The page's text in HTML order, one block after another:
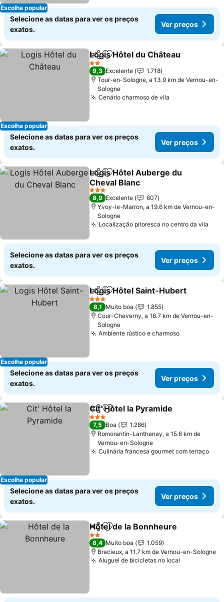
Escolha popular
Selecione as datas para ver os preços
exatos.
Ver preços
Escolha popular
PartilharAdicionar aos favoritos
Logis Hôtel du Château
2 Estrelas
9,3 Excelente
1.718
Tour-en-Sologne, a 13.9 km de Vernou-en-
Sologne
Cenário charmoso de vila
Selecione as datas para ver os preços
exatos.
Ver preços
PartilharAdicionar aos favoritos
Logis Hôtel Auberge du
Cheval Blanc
3 Estrelas
8,9 Excelente
607
Yvoy-le-Marron, a 19.6 km de Vernou-en-
Sologne
Localização pitoresca no centro da vila
Selecione as datas para ver os preços
exatos.
Ver preços
Escolha popular
PartilharAdicionar aos favoritos
Logis Hôtel Saint-Hubert
3 Estrelas
8,1 Muito boa
1.855
Cour-Cheverny, a 16.7 km de Vernou-en-
Sologne
Ambiente rústico e charmoso
Selecione as datas para ver os preços
exatos.
Ver preços
Escolha popular
PartilharAdicionar aos favoritos
Cit' Hôtel la Pyramide
3 Estrelas
7,5 Boa
1.286
Romorantin-Lanthenay, a 15.6 km de
Vernou-en-Sologne
Culinária francesa gourmet com terraço
Selecione as datas para ver os preços
exatos.
Ver preços
PartilharAdicionar aos favoritos
Hôtel de la Bonnheure
2 Estrelas
8,4 Muito boa
1.059
Bracieux, a 11.7 km de Vernou-en-Sologne
Aluguel de bicicletas no local